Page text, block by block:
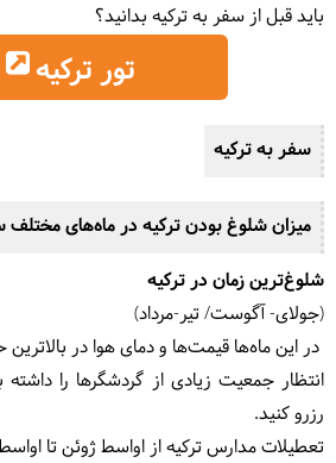
باید قبل از سفر به ترکیه بدانید؟
تور ترکیه
سفر به ترکیه
میزان شلوغ بودن ترکیه در ماه‌های
شلوغ‌ترین زمان در ترکیه
(جولای- آگوست/ تیر-مرداد)
در این ماه‌ها قیمت‌ها و دمای هوا در بالاترین
انتظار جمعیت زیادی از گردشگرها را
رزرو کنید.
تعطیلات مدارس ترکیه از اواسط ژوئن تا